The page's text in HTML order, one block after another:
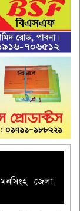
জেলা,